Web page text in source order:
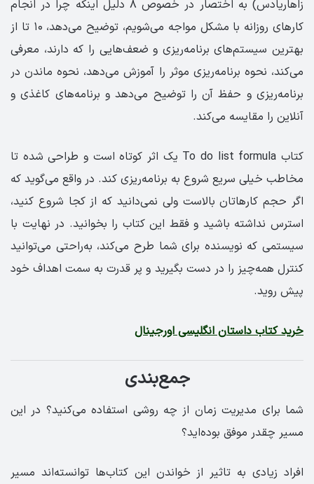
زاهاریادس) به اختصار در خصوص ۸ دلیل اینکه چرا در انجام
کارهای روزانه با مشکل مواجه می‌شویم، توضیح می‌دهد، ۱۰ تا از
بهترین سیستم‌های برنامه‌ریزی و ضعف‌هایی را که دارند، معرفی
می‌کند، نحوه برنامه‌ریزی موثر را آموزش می‌دهد، نحوه ماندن در
برنامه‌ریزی و حفظ آن را توضیح می‌دهد و برنامه‌های کاغذی و
آنلاین را مقایسه می‌کند.
کتاب To do list formula یک اثر کوتاه است و طراحی شده تا
مخاطب خیلی سریع شروع به برنامه‌ریزی کند. در واقع می‌گوید که
اگر حجم کارها‌تان بالاست ولی نمی‌دانید که از کجا شروع کنید،
استرس نداشته باشید و فقط این کتاب را بخوانید. در نهایت با
سیستمی که نویسنده برای شما طرح می‌کند، به‌راحتی می‌توانید
کنترل همه‌چیز را در دست بگیرید و پر قدرت به سمت اهداف خود
پیش روید.
خرید کتاب داستان انگلیسی اورجینال
جمع‌بندی
شما برای مدیریت زمان از چه روشی استفاده می‌کنید؟ در این
مسیر چقدر موفق بوده‌اید؟
افراد زیادی به تاثیر از خواندن این کتاب‌ها توانسته‌اند مسیر